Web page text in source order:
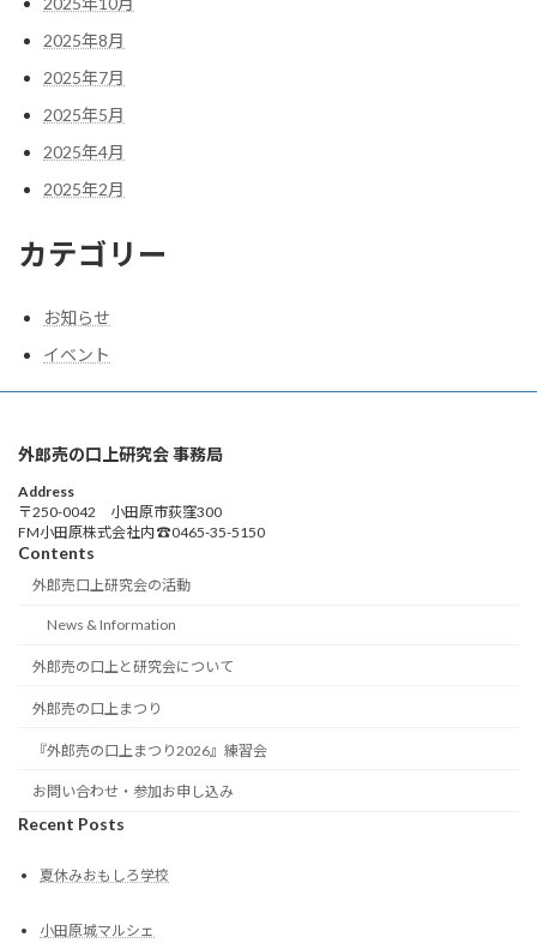
2025年8月
2025年7月
2025年5月
2025年4月
2025年2月
カテゴリー
お知らせ
イベント
外郎売の口上研究会 事務局
Address
〒250-0042 小田原市荻窪300
FM小田原株式会社内 ☎0465-35-5150
Contents
外郎売口上研究会の活動
News & Information
外郎売の口上と研究会について
外郎売の口上まつり
『外郎売の口上まつり2026』練習会
お問い合わせ・参加お申し込み
Recent Posts
夏休みおもしろ学校
小田原城マルシェ